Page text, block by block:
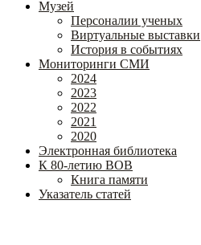
Музей
Персоналии ученых
Виртуальные выставки
История в событиях
Мониторинги СМИ
2024
2023
2022
2021
2020
Электронная библиотека
К 80-летию ВОВ
Книга памяти
Указатель статей